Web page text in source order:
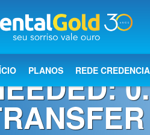
PLANOS REDE